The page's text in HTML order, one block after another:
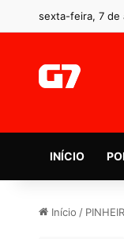
sexta-feira, 7 de
INÍCIO
Início /